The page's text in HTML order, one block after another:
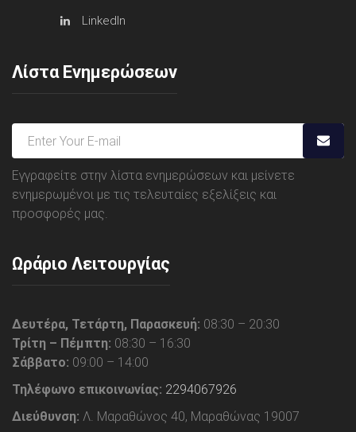
LinkedIn
Λίστα Ενημερώσεων
Εγγραφείτε στην λίστα ενημερώσεων και μείνετε
ενημερωμένοι με τις τελευταίες εξελίξεις και
προσφορές μας.
Ωράριο Λειτουργίας
Δευτέρα, Τετάρτη, Παρασκευή: 08:30 – 20:30
Τρίτη – Πέμπτη: 08:30 – 16:30
Σάββατο: 09:00 – 14:00
Τηλέφωνο επικοινωνίας: 2294067926
Διεύθυνση: Λ. Μαραθώνος 40, Μαραθώνας 19007